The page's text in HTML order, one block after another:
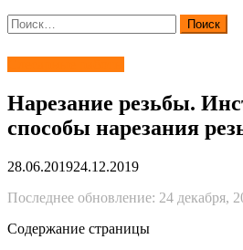
Найти:
Нарезание резьбы.
способы нарезания
28.06.201924.12.2019
Последнее обновление: 24 декабря,
Содержание страницы